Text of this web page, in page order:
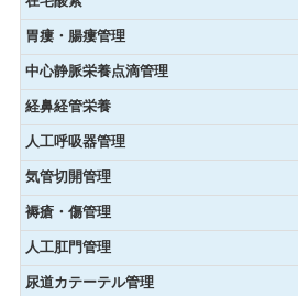
胃瘻・腸瘻管理
中心静脈栄養点滴管理
経鼻経管栄養
人工呼吸器管理
気管切開管理
褥瘡・傷管理
人工肛門管理
尿道カテーテル管理